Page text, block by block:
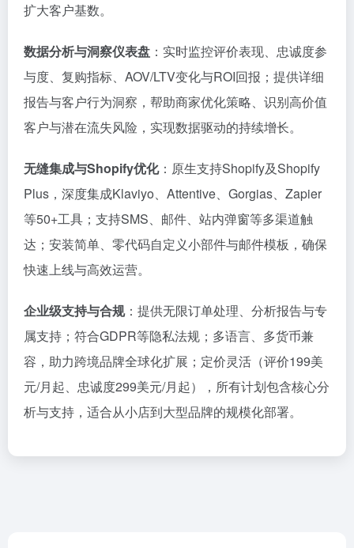
扩大客户基数。
数据分析与洞察仪表盘 ：实时监控评价表现、忠诚度参
与度、复购指标、AOV/LTV变化与ROI回报；提供详细
报告与客户行为洞察，帮助商家优化策略、识别高价值
客户与潜在流失风险，实现数据驱动的持续增长。
无缝集成与Shopify优化：原生支持Shopify及Shopify
Plus，深度集成Klaviyo、Attentive、Gorgias、Zapier
等50+工具；支持SMS、邮件、站内弹窗等多渠道触
达；安装简单、零代码自定义小部件与邮件模板，确保
快速上线与高效运营。
企业级支持与合规：提供无限订单处理、分析报告与专
属支持；符合GDPR等隐私法规；多语言、多货币兼
容，助力跨境品牌全球化扩展；定价灵活（评价199美
元/月起、忠诚度299美元/月起），所有计划包含核心分
析与支持，适合从小店到大型品牌的规模化部署。